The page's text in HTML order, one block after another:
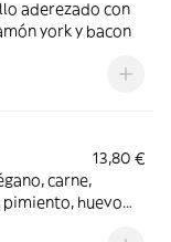
aderezado con
york y bacon
13,80 €
carne,
pimiento, huevo